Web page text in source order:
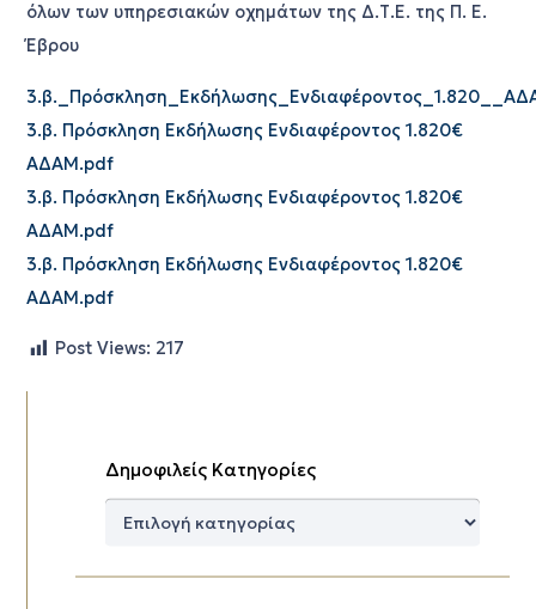
όλων των υπηρεσιακών οχημάτων της Δ.Τ.Ε. της Π. Ε.
Έβρου
3.β. Πρόσκληση Εκδήλωσης Ενδιαφέροντος 1.820€
ΑΔΑΜ.pdf
3.β. Πρόσκληση Εκδήλωσης Ενδιαφέροντος 1.820€
ΑΔΑΜ.pdf
3.β. Πρόσκληση Εκδήλωσης Ενδιαφέροντος 1.820€
ΑΔΑΜ.pdf
Post Views: 217
Δημοφιλείς Κατηγορίες
Δημοφιλείς